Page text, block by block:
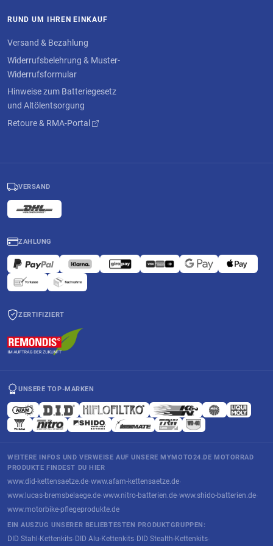
anderen Stellen das Eindringen von Gasen zu verhindern, stellen Sie
blockiert ist.
Immer Schutzbekleidung für Augen, Hände und Körper tragen.
Sofort Augen auswaschen, die mit Säure in Berührung gekommen
sind, um sie zu neutralisieren und einen Arzt konsultieren.
BITTE BEACHTET AUCH UNSERE SICHERHEITSHINWEISE
besonders auch für Li-Ionen Batterien im Reiter Download.
RUND UM IHREN EINKAUF
Versand & Bezahlung
Widerrufsbelehrung & Muster-
Widerrufsformular
Hinweise zum Batteriegesetz
und Altölentsorgung
Retoure & RMA-Portal
VERSAND
ZAHLUNG
ZERTIFIZIERT
UNSERE TOP-MARKEN
WEITERE INFOS UND VERWEISE AUF UNSERE MYMOTO24.DE MOTORRAD
PRODUKTE FINDEST DU HIER
www.did-kettensaetze.de·www.afam-kettensaetze.de·
www.lucas-bremsbelaege.de·www.nitro-batterien.de·www.shido-batterien.de·
www.motorbike-pflegeprodukte.de
EIN AUSZUG UNSERER BELIEBTESTEN PRODUKTGRUPPEN:
DID Stahl-Kettenkits· DID Alu-Kettenkits· DID Stealth-Kettenkits·